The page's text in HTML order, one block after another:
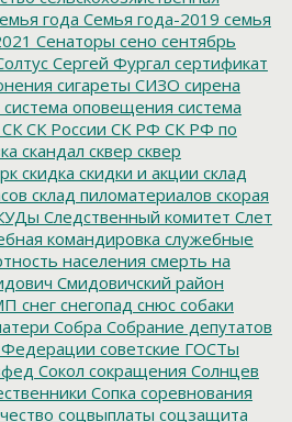
года Семья года-2019 семья
Сенаторы сено сентябрь
Сергей Фургал сертификат
сигареты СИЗО сирена
система оповещения система
СК СК России СК РФ СК РФ по
скандал сквер сквер
скидка скидки и акции склад
склад пиломатериалов скорая
Следственный комитет Слет
командировка служебные
населения смерть на
Смидовичский район
снег снегопад снюс собаки
Собра Собрание депутатов
советские ГОСТы
Сокол сокращения Солнцев
Сопка соревнования
соцвыплаты соцзащита